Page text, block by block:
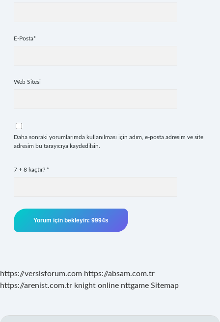
E-Posta*
Web Sitesi
Daha sonraki yorumlarımda kullanılması için adım, e-posta adresim ve site
adresim bu tarayıcıya kaydedilsin.
7 + 8 kaçtır? *
https://versisforum.com https://absam.com.tr
https://arenist.com.tr knight online nttgame Sitemap